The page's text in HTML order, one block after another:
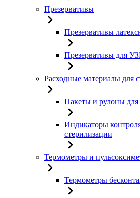
Презервативы
Презервативы
Презервативы для
Расходные материалы для
Пакеты и рулоны для
Индикаторы
стерилизации
Термометры и
Термометры